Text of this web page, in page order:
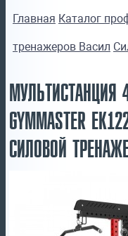
Главная Каталог
тренажеров Васил
МУЛЬТИСТАНЦИЯ
GYMMASTER
СИЛОВОЙ